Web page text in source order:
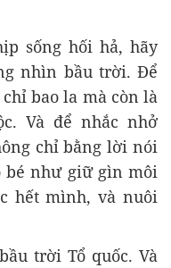
sống hối hả, hãy
nhìn bầu trời. Để
bao la mà còn là
Và để nhắc nhở
chỉ bằng lời nói
bé như giữ gìn môi
hết mình, và nuôi
trời Tổ quốc. Và